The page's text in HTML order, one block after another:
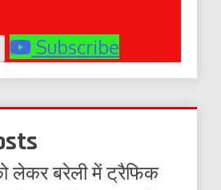
Subscribe
लेकर बरेली में ट्रैफिक